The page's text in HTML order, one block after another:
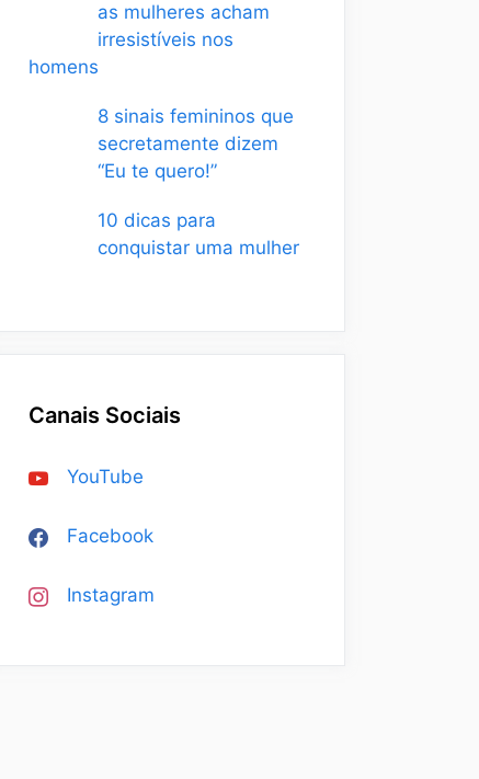
as mulheres acham
irresistíveis nos
homens
8 sinais femininos que
secretamente dizem
“Eu te quero!”
10 dicas para
conquistar uma mulher
Canais Sociais
YouTube
Facebook
Instagram